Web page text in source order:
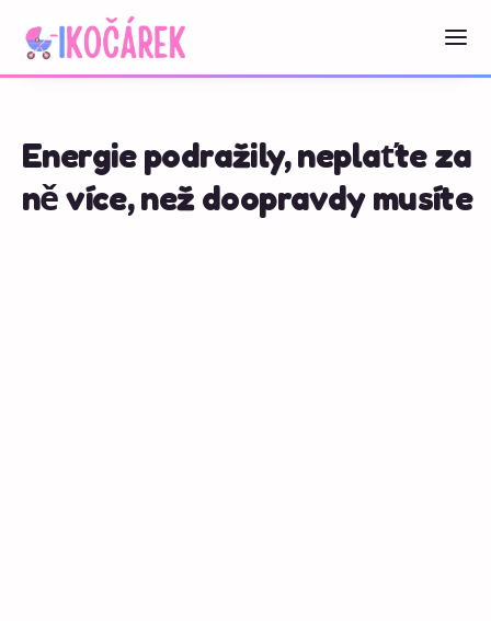
Energie podražily, neplaťte za
ně více, než doopravdy musíte